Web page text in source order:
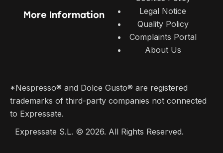
More Information
Legal Notice
Quality Policy
Complaints Portal
About Us
*Nespresso® and Dolce Gusto® are registered
trademarks of third-party companies not connected
to Expressate.
Expressate S.L. © 2026. All Rights Reserved.